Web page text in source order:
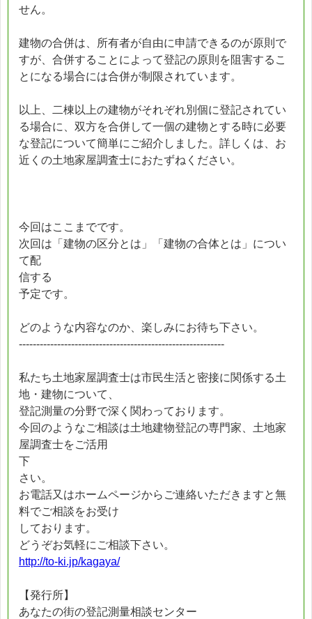
せん。
建物の合併は、所有者が自由に申請できるのが原則で
すが、合併することによって登記の原則を阻害するこ
とになる場合には合併が制限されています。
以上、二棟以上の建物がそれぞれ別個に登記されてい
る場合に、双方を合併して一個の建物とする時に必要
な登記について簡単にご紹介しました。詳しくは、お
近くの土地家屋調査士におたずねください。
今回はここまでです。
次回は「建物の区分とは」「建物の合体とは」につい
て配
信する
予定です。
どのような内容なのか、楽しみにお待ち下さい。
-----------------------------------------------------------
私たち土地家屋調査士は市民生活と密接に関係する土
地・建物について、
登記測量の分野で深く関わっております。
今回のようなご相談は土地建物登記の専門家、土地家
屋調査士をご活用
下
さい。
お電話又はホームページからご連絡いただきますと無
料でご相談をお受け
しております。
どうぞお気軽にご相談下さい。
http://to-ki.jp/kagaya/
【発行所】
あなたの街の登記測量相談センター